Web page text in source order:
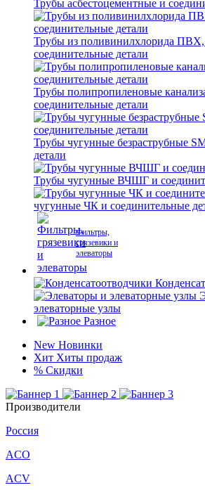
Трубы асбестоцементные и
Трубы из поливинилхлорида
соединительные детали
Трубы полипропиленовые
соединительные детали
Трубы чугунные безраструбные
детали
Трубы чугунные ВЧШГ и
чугунные ЧК и соединительные
Фильтры,
грязевики и
элеваторы
элеваторные узлы
Разное
New Новинки
Хит Хиты продаж
% Скидки
Производители
Россия
ACO
ACV